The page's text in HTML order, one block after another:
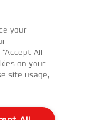
your
All
on your
site usage,